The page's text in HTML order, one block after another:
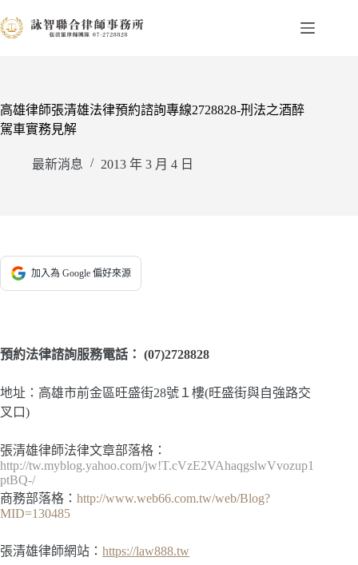
至
容
高雄律師張清雄法律預約諮詢專線2728828-刑法之酒醉
駕車實務見解
最新消息 2013 年 3 月 4 日
加入為 Google 偏好來源
預約法律諮詢服務電話： (07)2728828
地址：高雄市前金區旺盛街28號１樓(旺盛街與自強路交
叉口)
張清雄律師法律文章部落格：
http://tw.myblog.yahoo.com/jw!T.cVzE2VAhaqgslwVvozup1
ptBQ-/
商務部落格： http://www.web66.com.tw/web/Blog?
MID=130485
張清雄律師網站： https://law888.tw